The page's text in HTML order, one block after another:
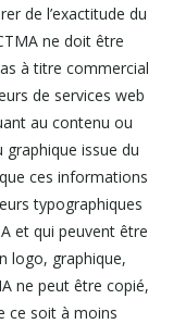
de l’exactitude du
ne doit être
à titre commercial
de services web
au contenu ou
issue du
ces informations
typographiques
et qui peuvent être
logo, graphique,
ne peut être copié,
ce soit à moins